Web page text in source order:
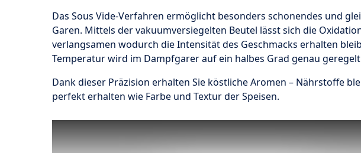
Das Sous Vide-Verfahren ermöglicht besonders schonendes und
Garen. Mittels der vakuumversiegelten Beutel lässt sich die
verlangsamen wodurch die Intensität des Geschmacks erhalten
Temperatur wird im Dampfgarer auf ein halbes Grad genau
Dank dieser Präzision erhalten Sie köstliche Aromen – Nährstoffe
perfekt erhalten wie Farbe und Textur der Speisen.